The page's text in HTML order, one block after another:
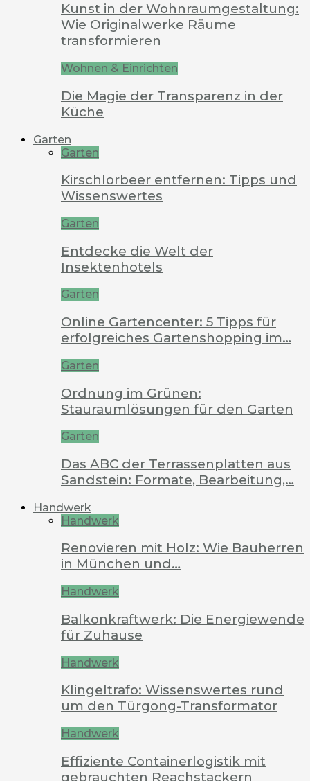
Kunst in der Wohnraumgestaltung:
Wie Originalwerke Räume
transformieren
Wohnen & Einrichten
Die Magie der Transparenz in der
Küche
Garten
Garten
Kirschlorbeer entfernen: Tipps und
Wissenswertes
Garten
Entdecke die Welt der
Insektenhotels
Garten
Online Gartencenter: 5 Tipps für
erfolgreiches Gartenshopping im…
Garten
Ordnung im Grünen:
Stauraumlösungen für den Garten
Garten
Das ABC der Terrassenplatten aus
Sandstein: Formate, Bearbeitung,…
Handwerk
Handwerk
Renovieren mit Holz: Wie Bauherren
in München und…
Handwerk
Balkonkraftwerk: Die Energiewende
für Zuhause
Handwerk
Klingeltrafo: Wissenswertes rund
um den Türgong-Transformator
Handwerk
Effiziente Containerlogistik mit
gebrauchten Reachstackern